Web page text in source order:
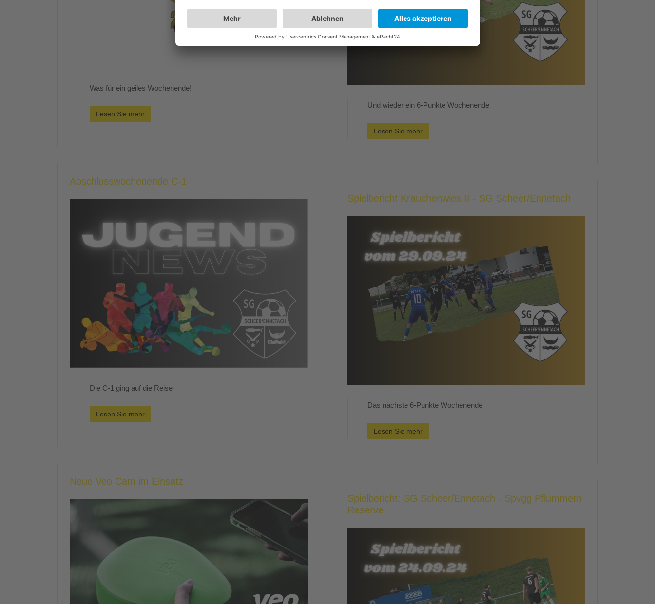
Was für ein geiles Wochenende!
Lesen Sie mehr
Abschlusswochenende C-1
Die C-1 ging auf die Reise
Lesen Sie mehr
Neue Veo Cam im Einsatz
Und wieder ein 6-Punkte Wochenende
Lesen Sie mehr
Spielbericht Krauchenwies II - SG Scheer/Ennetach
Das nächste 6-Punkte Wochenende
Lesen Sie mehr
Spielbericht: SG Scheer/Ennetach - Spvgg Pflummern
Reserve